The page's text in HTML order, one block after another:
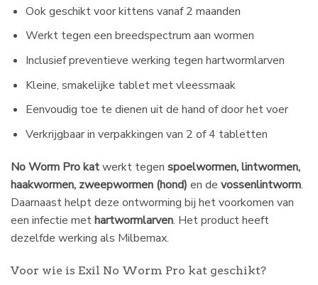
Ook geschikt voor kittens vanaf 2 maanden
Werkt tegen een breedspectrum aan wormen
Inclusief preventieve werking tegen hartwormlarven
Kleine, smakelijke tablet met vleessmaak
Eenvoudig toe te dienen uit de hand of door het voer
Verkrijgbaar in verpakkingen van 2 of 4 tabletten
No Worm Pro katwerkt tegen spoelwormen, lintwormen,
haakwormen, zweepwormen (hond) en de vossenlintworm.
Daarnaast helpt deze ontworming bij het voorkomen van
een infectie methartwormlarven. Het product heeft
dezelfde werking als Milbemax.
Voor wie is Exil No Worm Pro kat geschikt?